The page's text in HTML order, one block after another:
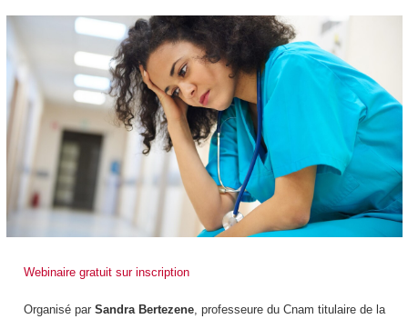
Webinaire gratuit sur inscription
Organisé par Sandra Bertezene, professeure du Cnam titulaire de la